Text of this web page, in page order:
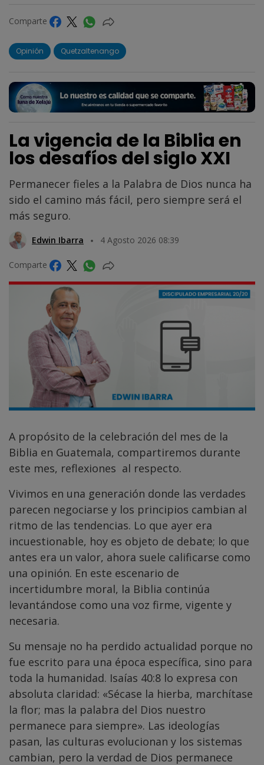
Comparte
Opinión Quetzaltenango
La vigencia de la Biblia en
los desafíos del siglo XXI
Permanecer fieles a la Palabra de Dios nunca ha
sido el camino más fácil, pero siempre será el
más seguro.
Edwin Ibarra 4 Agosto 2026 08:39
Comparte
A propósito de la celebración del mes de la
Biblia en Guatemala, compartiremos durante
este mes, reflexiones al respecto.
Vivimos en una generación donde las verdades
parecen negociarse y los principios cambian al
ritmo de las tendencias. Lo que ayer era
incuestionable, hoy es objeto de debate; lo que
antes era un valor, ahora suele calificarse como
una opinión. En este escenario de
incertidumbre moral, la Biblia continúa
levantándose como una voz firme, vigente y
necesaria.
Su mensaje no ha perdido actualidad porque no
fue escrito para una época específica, sino para
toda la humanidad. Isaías 40:8 lo expresa con
absoluta claridad: «Sécase la hierba, marchítase
la flor; mas la palabra del Dios nuestro
permanece para siempre». Las ideologías
pasan, las culturas evolucionan y los sistemas
cambian, pero la verdad de Dios permanece